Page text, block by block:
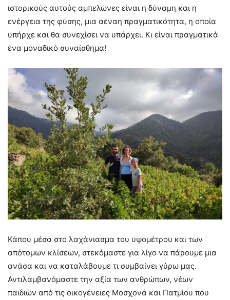
ιστορικούς αυτούς αμπελώνες είναι η δύναμη και η
ενέργεια της φύσης, μια αέναη πραγματικότητα, η οποία
υπήρχε και θα συνεχίσει να υπάρχει. Κι είναι πραγματικά
ένα μοναδικό συναίσθημα!
Κάπου μέσα στο λαχάνιασμα του υψομέτρου και των
απότομων κλίσεων, στεκόμαστε για λίγο να πάρουμε μια
ανάσα και να καταλάβουμε τι συμβαίνει γύρω μας.
Αντιλαμβανόμαστε την αξία των ανθρώπων, νέων
παιδιών από τις οικογένειες Μοσχονά και Πατμίου που